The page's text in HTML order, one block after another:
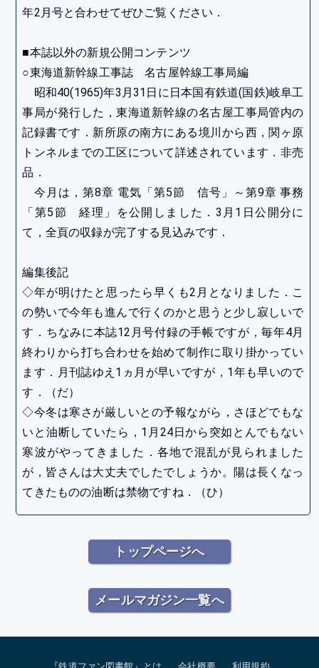
年2月号と合わせてぜひご覧ください．
■本誌以外の新規公開コンテンツ
○東海道新幹線工事誌 名古屋幹線工事局編
昭和40(1965)年3月31日に日本国有鉄道(国鉄)岐阜工
事局が発行した，東海道新幹線の名古屋工事局管内の
記録書です．新所原の南方にある境川から西，関ヶ原
トンネルまでの工区について詳述されています．非売
品．
今月は，第8章 電気「第5節 信号」～第9章 事務
「第5節 経理」を公開しました．3月1日公開分に
て，全頁の収録が完了する見込みです．
編集後記
◇年が明けたと思ったら早くも2月となりました．こ
の勢いで今年も進んで行くのかと思うと少し寂しいで
す．ちなみに本誌12月号付録の手帳ですが，毎年4月
終わりから打ち合わせを始めて制作に取り掛かってい
ます．月刊誌ゆえ1ヵ月が早いですが，1年も早いので
す．（だ）
◇今冬は寒さが厳しいとの予報ながら，さほどでもな
いと油断していたら，1月24日から突如とんでもない
寒波がやってきました．各地で混乱が見られました
が，皆さんは大丈夫でしたでしょうか。陽は長くなっ
てきたものの油断は禁物ですね．（ひ）
トップページへ
メールマガジン一覧へ